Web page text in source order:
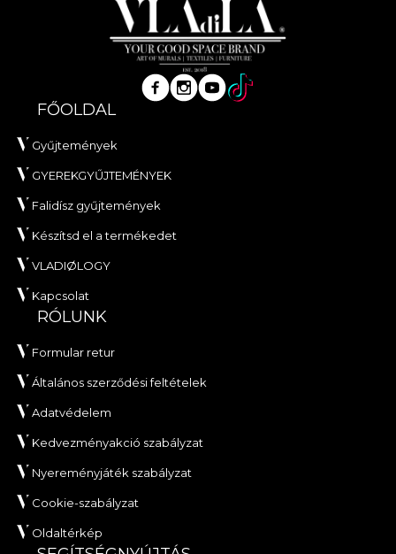
FŐOLDAL
Gyűjtemények
GYEREKGYŰJTEMÉNYEK
Falidísz gyűjtemények
Készítsd el a termékedet
VLADIØLOGY
Kapcsolat
RÓLUNK
Formular retur
Általános szerződési feltételek
Adatvédelem
Kedvezményakció szabályzat
Nyereményjáték szabályzat
Cookie-szabályzat
Oldaltérkép